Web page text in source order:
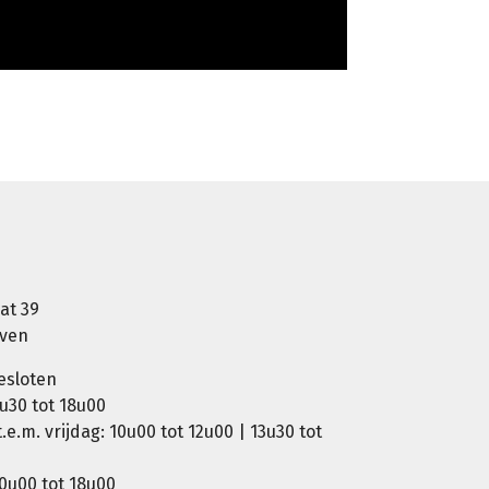
39
tot 18u00
vrijdag: 10u00 tot 12u00 | 13u30 tot
tot 18u00